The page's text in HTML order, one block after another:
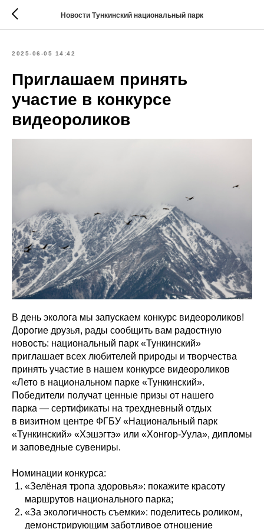
Новости Тункинский национальный парк
2025-06-05 14:42
Приглашаем принять
участие в конкурсе
видеороликов
В день эколога мы запускаем конкурс видеороликов!
Дорогие друзья, рады сообщить вам радостную
новость: национальный парк «Тункинский»
приглашает всех любителей природы и творчества
принять участие в нашем конкурсе видеороликов
«Лето в национальном парке «Тункинский».
Победители получат ценные призы от нашего
парка — сертификаты на трехдневный отдых
в визитном центре ФГБУ «Национальный парк
«Тункинский» «Хэшэгтэ» или «Хонгор-Уула», дипломы
и заповедные сувениры.
Номинации конкурса:
«Зелёная тропа здоровья»: покажите красоту
маршрутов национального парка;
«За экологичность съемки»: поделитесь роликом,
демонстрирующим заботливое отношение